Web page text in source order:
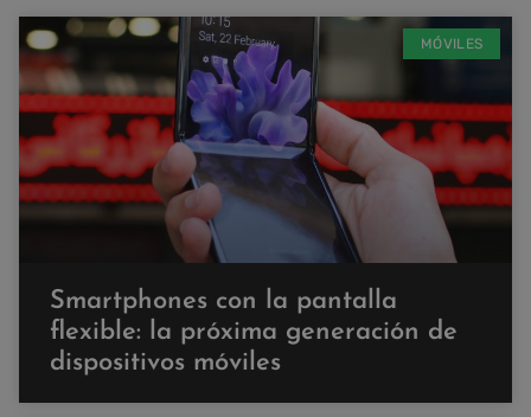
MÓVILES
Smartphones con la pantalla
flexible: la próxima generación de
dispositivos móviles